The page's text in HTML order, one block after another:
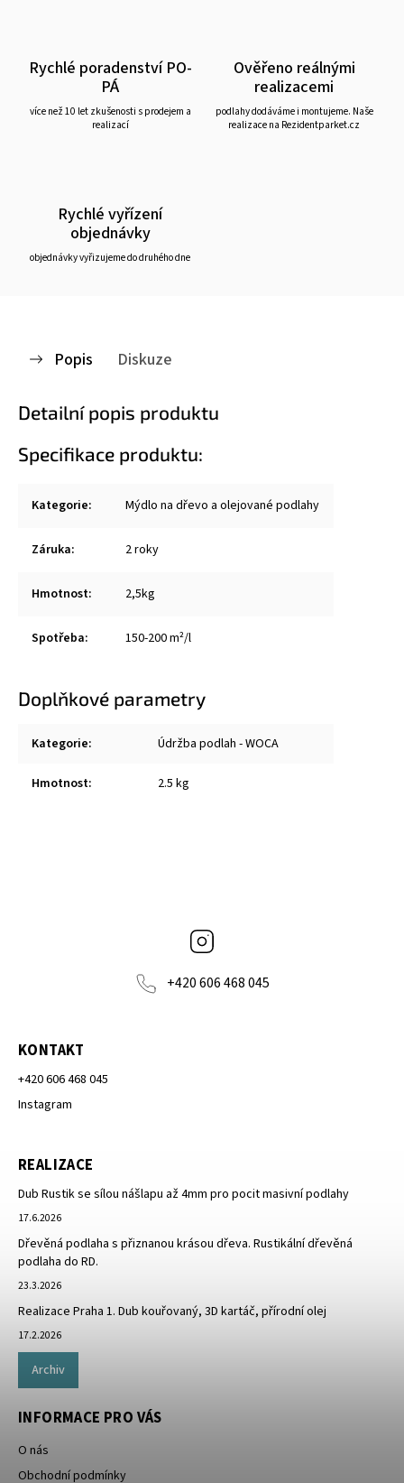
Rychlé poradenství PO-
PÁ
více než 10 let zkušenosti s prodejem a
realizací
Ověřeno reálnými
realizacemi
podlahy dodáváme i montujeme. Naše
realizace na Rezidentparket.cz
Rychlé vyřízení
objednávky
objednávky vyřizujeme do druhého dne
Popis Diskuze
Detailní popis produktu
Specifikace produktu:
Kategorie: Mýdlo na dřevo a olejované podlahy
Záruka: 2 roky
Hmotnost: 2,5kg
Spotřeba: 150-200 m²/l
Doplňkové parametry
Kategorie: Údržba podlah - WOCA
Hmotnost: 2.5 kg
+420 606 468 045
KONTAKT
+420 606 468 045
Instagram
REALIZACE
Dub Rustik se sílou nášlapu až 4mm pro pocit masivní podlahy
17.6.2026
Dřevěná podlaha s přiznanou krásou dřeva. Rustikální dřevěná
podlaha do RD.
23.3.2026
Realizace Praha 1. Dub kouřovaný, 3D kartáč, přírodní olej
17.2.2026
Archiv
INFORMACE PRO VÁS
O nás
Obchodní podmínky